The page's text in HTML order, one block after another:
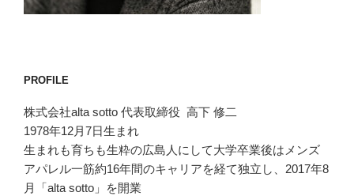
PROFILE
株式会社alta sotto 代表取締役 高下 修二
1978年12月7日生まれ
生まれも育ちも生粋の広島人にして大学卒業後はメンズ
アパレル一筋約16年間のキャリアを経て独立し、2017年8
月「alta sotto」を開業